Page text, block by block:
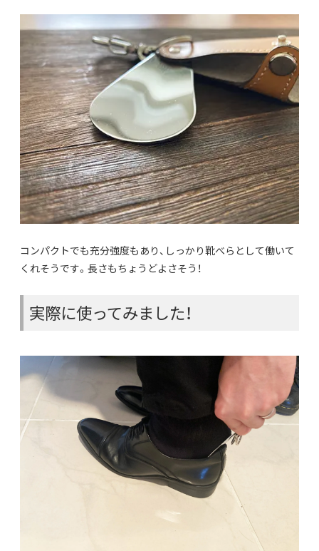
コンパクトでも充分強度もあり、しっかり靴べらとして働いて
くれそうです。長さもちょうどよさそう！
実際に使ってみました！